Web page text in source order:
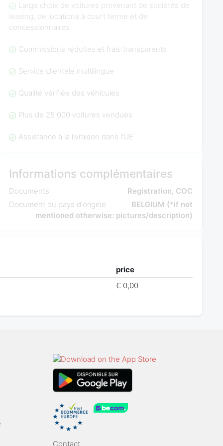
Large choix de voitures provenant de sociétés de
leasing, de locations à court terme et de
concessionnaires
Commissions réduites et frais transparents
Service clientèle multilingue
Qualité vérifiée des véhicules
Plus de 25 000 voitures vendues
Assistance à la livraison dans l'UE
Informations complémentaires
Documents
Registration, COC
Document du pays d'origine
BELGIUM (*if not
mentioned otherwise: pictures/description)
price
€ 0,00
Contact